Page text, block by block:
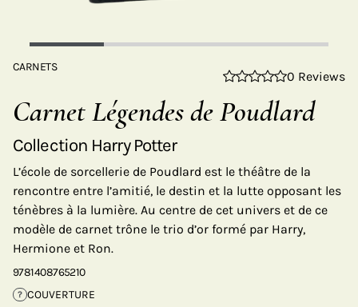
CARNETS
0 Reviews
Carnet Légendes de Poudlard
Collection Harry Potter
L’école de sorcellerie de Poudlard est le théâtre de la
rencontre entre l’amitié, le destin et la lutte opposant les
ténèbres à la lumière. Au centre de cet univers et de ce
modèle de carnet trône le trio d’or formé par Harry,
Hermione et Ron.
9781408765210
? COUVERTURE